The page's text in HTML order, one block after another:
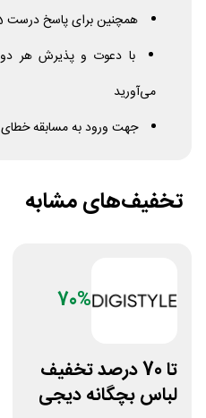
همچنین برای پاسخ درست 5، 7 یا 10 امتیاز کسب می‌نمایید
می‌آورید
جهت ورود به مسابقه خطای 404 جین وست از «لینک خرید»
تخفیف‌های مشابه
70%
تا 70 درصد تخفیف
لباس بچگانه دیجی